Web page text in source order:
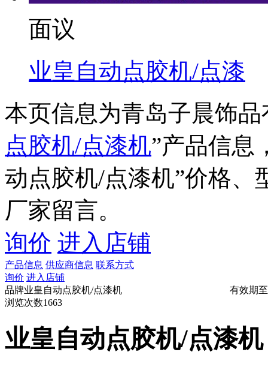
面议
业皇自动点胶机/点漆
本页信息为青岛子晨饰
点胶机/点漆机”产品信息
动点胶机/点漆机”价格、
厂家留言。
询价 进入店铺
产品信息 供应商信息 联系方式
询价 进入店铺
品牌业皇自动点胶机/点漆机
有效期至
浏览次数1663
业皇自动点胶机/点漆机